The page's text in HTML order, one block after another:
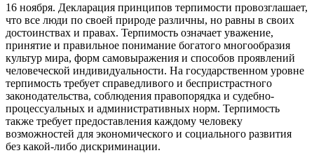
16 ноября. Декларация принципов терпимости провозглашает,
что все люди по своей природе различны, но равны в своих
достоинствах и правах. Терпимость означает уважение,
принятие и правильное понимание богатого многообразия
культур мира, форм самовыражения и способов проявлений
человеческой индивидуальности. На государственном уровне
терпимость требует справедливого и беспристрастного
законодательства, соблюдения правопорядка и судебно-
процессуальных и административных норм. Терпимость
также требует предоставления каждому человеку
возможностей для экономического и социального развития
без какой-либо дискриминации.